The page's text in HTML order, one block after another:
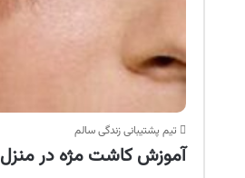
تیم پشتیبانی زندگی سالم
آموزش کاشت مژه در منزل